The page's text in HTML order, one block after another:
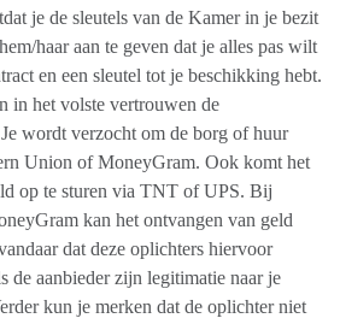
je de sleutels van de Kamer in je bezit
haar aan te geven dat je alles pas wilt
en een sleutel tot je beschikking hebt.
in het volste vertrouwen de
wordt verzocht om de borg of huur
Union of MoneyGram. Ook komt het
op te sturen via TNT of UPS. Bij
kan het ontvangen van geld
dat deze oplichters hiervoor
de aanbieder zijn legitimatie naar je
kun je merken dat de oplichter niet